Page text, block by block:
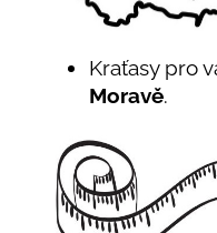
Kraťasy pro
Moravě.